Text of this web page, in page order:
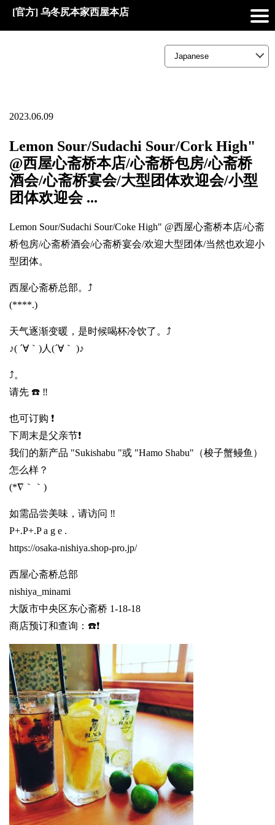
[官方] 乌冬尻本家西屋本店
2023.06.09
Lemon Sour/Sudachi Sour/Cork High"
@西屋心斋桥本店/心斋桥包房/心斋桥
酒会/心斋桥宴会/大型团体欢迎会/小型
团体欢迎会 ...
Lemon Sour/Sudachi Sour/Coke High" @西屋心斋桥本店/心斋
桥包房/心斋桥酒会/心斋桥宴会/欢迎大型团体/当然也欢迎小
型团体。
西屋心斋桥总部。⤴️
(****.)
天气逐渐变暖，是时候喝杯冷饮了。⤴️
♪( ´∀｀)人(´∀｀ )♪
⤴️。
请先 ☎️ ‼️
也可订购 ❗
下周末是父亲节❗
我们的新产品 "Sukishabu "或 "Hamo Shabu"（梭子蟹鳗鱼）
怎么样？
(*∇｀｀)
如需品尝美味，请访问 ‼️
P+.P+.P a g e .
https://osaka-nishiya.shop-pro.jp/
西屋心斋桥总部
nishiya_minami
大阪市中央区东心斋桥 1-18-18
商店预订和查询：☎️❗